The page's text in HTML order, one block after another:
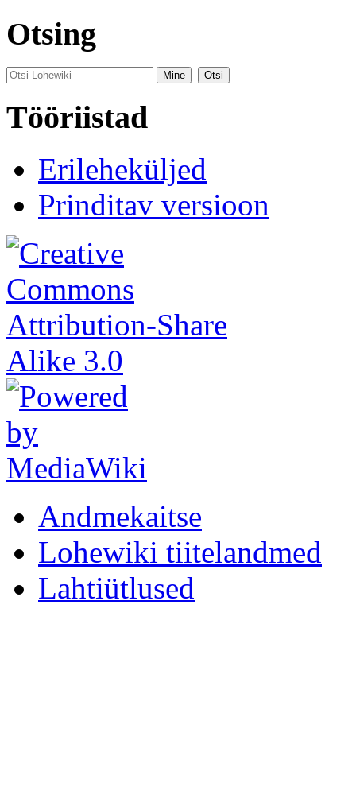
Otsing
Tööriistad
Erileheküljed
Prinditav versioon
Andmekaitse
Lohewiki tiitelandmed
Lahtiütlused